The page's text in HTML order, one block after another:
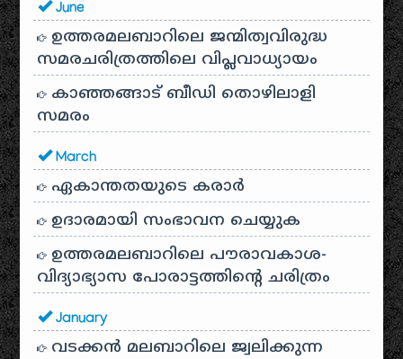
June
ഉത്തരമലബാറിലെ ജന്മിത്വവിരുദ്ധ
സമരചരിത്രത്തിലെ വിപ്ലവാധ്യായം
കാഞ്ഞങ്ങാട് ബീഡി തൊഴിലാളി
സമരം
March
ഏകാന്തതയുടെ കരാർ
ഉദാരമായി സംഭാവന ചെയ്യുക
ഉത്തരമലബാറിലെ പൗരാവകാശ-
വിദ്യാഭ്യാസ പോരാട്ടത്തിന്റെ ചരിത്രം
January
വടക്കൻ മലബാറിലെ ജ്വലിക്കുന്ന